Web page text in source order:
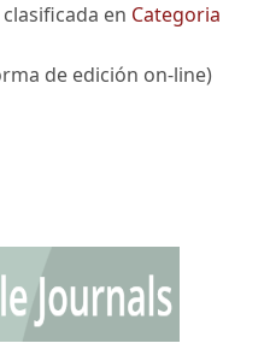
en Categoria
de edición on-line)